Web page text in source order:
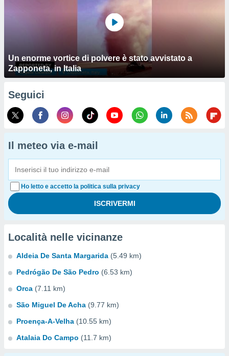
Un enorme vortice di polvere è stato avvistato a
Zapponeta, in Italia
Seguici
Il meteo via e-mail
Ho letto e accetto la politica sulla privacy
Località nelle vicinanze
Aldeia De Santa Margarida (5.49 km)
Pedrógão De São Pedro (6.53 km)
Orca (7.11 km)
São Miguel De Acha (9.77 km)
Proença-A-Velha (10.55 km)
Atalaia Do Campo (11.7 km)